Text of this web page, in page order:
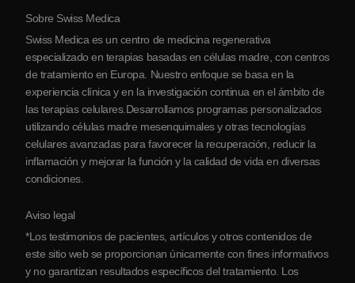
Sobre Serbia
Colaboraciones
Sobre Swiss Medica
Swiss Medica es un centro de medicina regenerativa
especializado en terapias basadas en células madre, con centros
de tratamiento en Europa. Nuestro enfoque se basa en la
experiencia clínica y en la investigación continua en el ámbito de
las terapias celulares.Desarrollamos programas personalizados
utilizando células madre mesenquimales y otras tecnologías
celulares avanzadas para favorecer la recuperación, reducir la
inflamación y mejorar la función y la calidad de vida en diversas
condiciones.
Aviso legal
*Los testimonios de pacientes, artículos y otros contenidos de
este sitio web se proporcionan únicamente con fines informativos
y no garantizan resultados específicos del tratamiento. Los